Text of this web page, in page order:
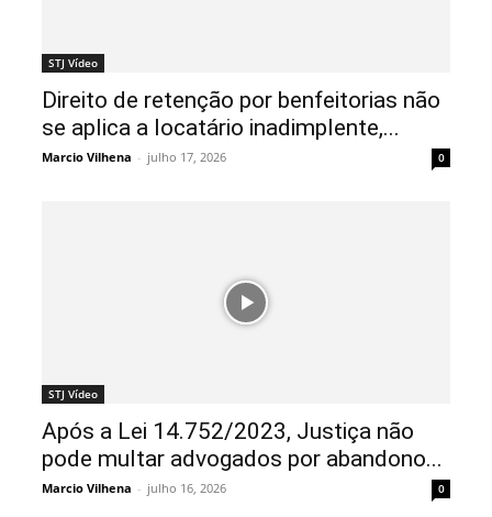
STJ Vídeo
Direito de retenção por benfeitorias não
se aplica a locatário inadimplente,...
Marcio Vilhena - julho 17, 2026 0
STJ Vídeo
Após a Lei 14.752/2023, Justiça não
pode multar advogados por abandono...
Marcio Vilhena - julho 16, 2026 0